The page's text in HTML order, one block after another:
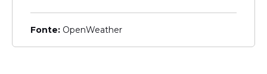
Fonte: OpenWeather